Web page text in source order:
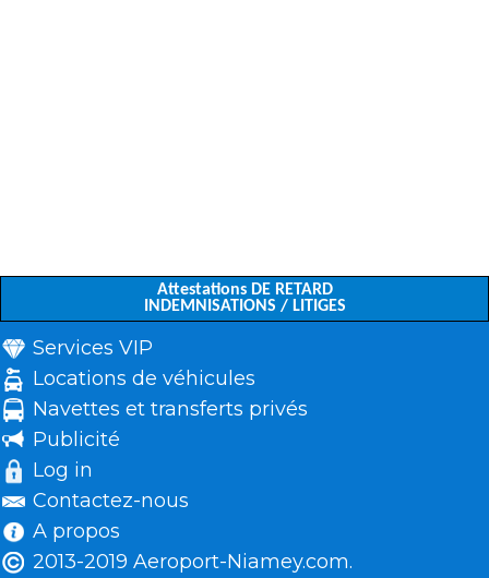
Attestations DE RETARD
INDEMNISATIONS / LITIGES
Services VIP
Locations de véhicules
Navettes et transferts privés
Publicité
Log in
Contactez-nous
A propos
2013-2019 Aeroport-Niamey.com.